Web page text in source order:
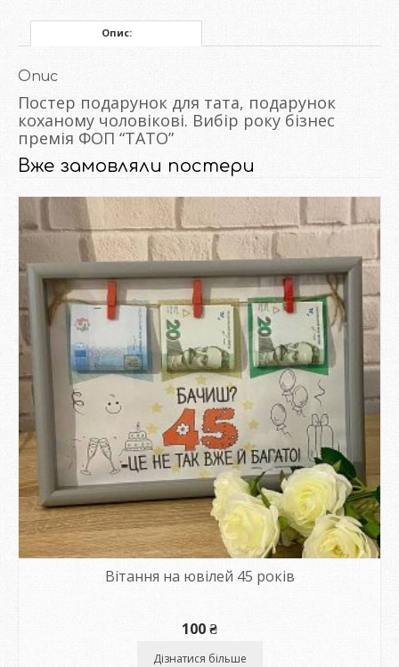
Опис:
Опис
Постер подарунок для тата, подарунок
коханому чоловікові. Вибір року бізнес
премія ФОП “ТАТО”
Вже замовляли постери
Вітання на ювілей 45 років
100₴
Дізнатися більше